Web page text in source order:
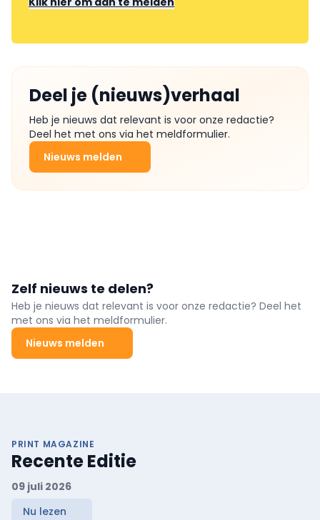
Deel je (nieuws)verhaal
Heb je nieuws dat relevant is voor onze redactie?
Deel het met ons via het meldformulier.
Nieuws melden
Zelf nieuws te delen?
Heb je nieuws dat relevant is voor onze redactie? Deel het
met ons via het meldformulier.
Nieuws melden
PRINT MAGAZINE
Recente Editie
09 juli 2026
Nu lezen